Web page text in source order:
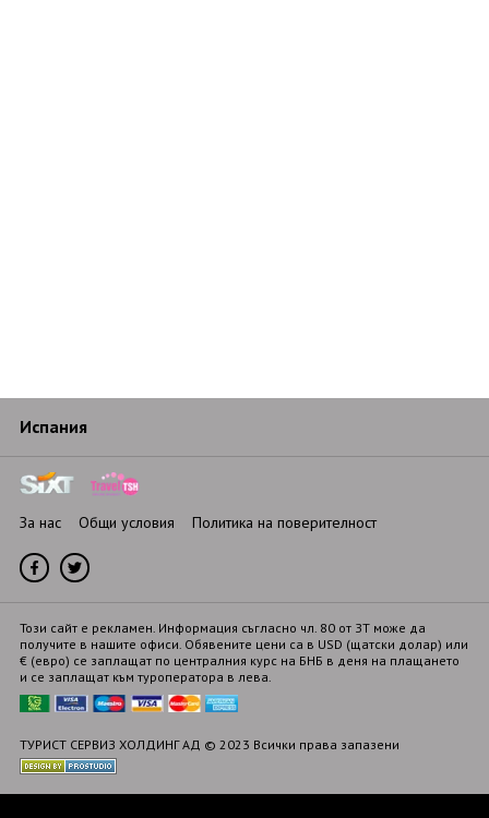
Испания
За нас Общи условия Политика на поверителност
Този сайт е рекламен. Информация съгласно чл. 80 от ЗТ може да
получите в нашите офиси. Обявените цени са в USD (щатски долар) или
€ (евро) се заплащат по централния курс на БНБ в деня на плащането
и се заплащат към туроператора в лева.
ТУРИСТ СЕРВИЗ ХОЛДИНГ АД © 2023 Всички права запазени